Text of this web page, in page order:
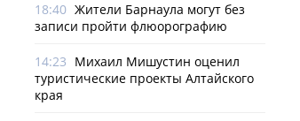
18:40 Жители Барнаула могут без
записи пройти флюорографию
14:23 Михаил Мишустин оценил
туристические проекты Алтайского
края